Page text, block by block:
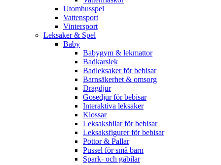
Utomhusspel
Vattensport
Vintersport
Leksaker & Spel
Baby
Babygym & lekmattor
Badkarslek
Badleksaker för bebisar
Barnsäkerhet & omsorg
Dragdjur
Gosedjur för bebisar
Interaktiva leksaker
Klossar
Leksaksbilar för bebisar
Leksaksfigurer för bebisar
Pottor & Pallar
Pussel för små barn
Spark- och gåbilar